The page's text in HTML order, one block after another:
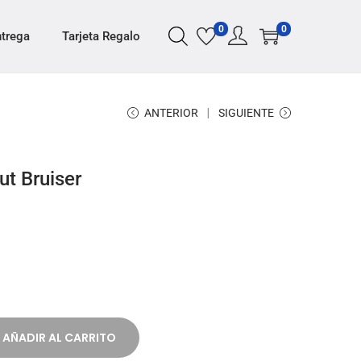
Tarjeta Regalo 0 0
ANTERIOR SIGUIENTE
Bruiser
AÑADIR AL CARRITO